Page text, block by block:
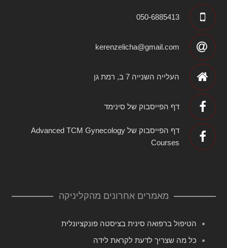
050-6885413
kerenzelicha@gmail.com
העלייה השנייה 7 ב, רמת גן
דף הפייסבוק של סינימד
דף הפייסבוק של Advanced TCM Gynecology
Courses
מאמרים אחרונים מהקליניקה
הטיפול ברפואה סינית בציסטה פונקציונלית
כל מה שצריך לדעת לקראת לידה